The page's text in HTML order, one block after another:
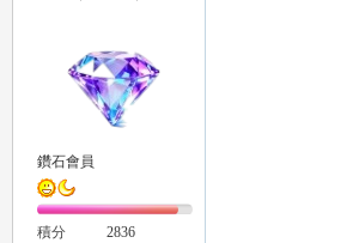
鑽石會員
積分 2836